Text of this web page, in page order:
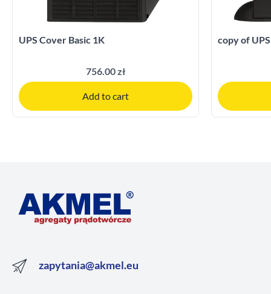
UPS Cover Basic 1K
756.00 zł
Add to cart
copy of
zapytania@akmel.eu